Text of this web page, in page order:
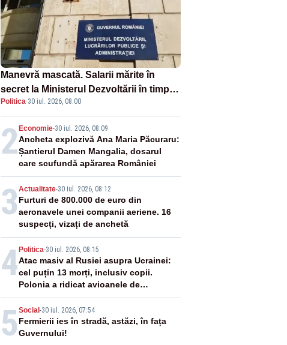
Manevră mascată. Salarii mărite în
secret la Ministerul Dezvoltării în timp
ce medicii ies în stradă
Politica·30 iul. 2026, 08:00
2 Economie-30 iul. 2026, 08:09
Ancheta explozivă Ana Maria Păcuraru:
Șantierul Damen Mangalia, dosarul
care scufundă apărarea României
3 Actualitate-30 iul. 2026, 08:12
Furturi de 800.000 de euro din
aeronavele unei companii aeriene. 16
suspecți, vizați de anchetă
4 Politica-30 iul. 2026, 08:15
Atac masiv al Rusiei asupra Ucrainei:
cel puțin 13 morți, inclusiv copii.
Polonia a ridicat avioanele de
vânătoare
5 Social -30 iul. 2026, 07:54
Fermierii ies în stradă, astăzi, în fața
Guvernului!